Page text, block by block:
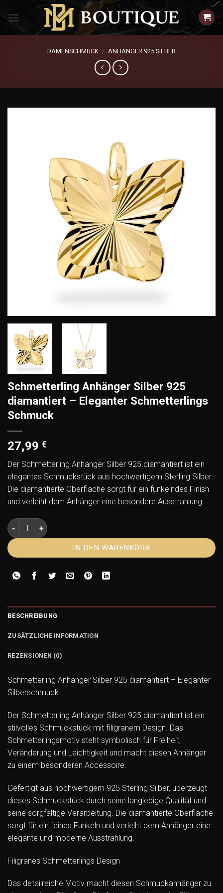
Inhalt
springen
DAMENSCHMUCK / ANHÄNGER 925 SILBER
Schmetterling Anhänger Silber 925
diamantiert – Eleganter Schmetterlings
Schmuck
27,99 €
Der Schmetterling Anhänger Silber 925 diamantiert ist ein
elegantes Schmuckstück aus hochwertigem Sterling Silber.
Die diamantierte Oberfläche sorgt für ein funkelndes Finish
und verleiht dem Anhänger eine besondere Ausstrahlung.
Schmetterling Anhänger Silber 925 diamantiert – Eleganter
IN DEN WARENKORB
BESCHREIBUNG
ZUSÄTZLICHE INFORMATION
REZENSIONEN (0)
Schmetterling Anhänger Silber 925 diamantiert – Eleganter
Silberschmuck
Der Schmetterling Anhänger Silber 925 diamantiert ist ein
stilvolles Schmuckstück mit filigranem Design. Das
Schmetterlingsmotiv steht symbolisch für Freiheit,
Veränderung und Leichtigkeit und macht diesen Anhänger
zu einem besonderen Accessoire.
Gefertigt aus hochwertigem 925 Sterling Silber, überzeugt
dieses Schmuckstück durch seine langlebige Qualität und
seine sorgfältige Verarbeitung. Die diamantierte Oberfläche
sorgt für ein feines Funkeln und verleiht dem Anhänger eine
elegante und moderne Ausstrahlung.
Filigranes Schmetterlings Design
Das detailreiche Motiv macht diesen Schmuckanhänger zu